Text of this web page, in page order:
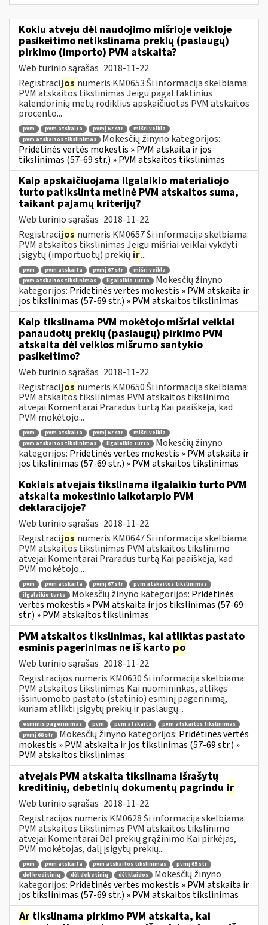
Kokiu atveju dėl naudojimo mišrioje veikloje
pasikeitimo netikslinama prekių (paslaugų)
pirkimo (importo) PVM atskaita?
Web turinio sąrašas 2018-11-22
Registracijos numeris KM0653 Ši informacija skelbiama:
PVM atskaitos tikslinimas Jeigu pagal faktinius
kalendorinių metų rodiklius apskaičiuotas PVM atskaitos
procento...
pvm pvm atskaita pvmį 67 str
mišri veikla
pvm atskaitos tikslinimas
Mokesčių žinyno kategorijos:
Pridėtinės vertės mokestis » PVM atskaita ir jos
tikslinimas (57-69 str.) » PVM atskaitos tikslinimas
Kaip apskaičiuojama ilgalaikio materialiojo
turto patikslinta metinė PVM atskaitos suma,
taikant pajamų kriterijų?
Web turinio sąrašas 2018-11-22
Registracijos numeris KM0657 Ši informacija skelbiama:
PVM atskaitos tikslinimas Jeigu mišriai veiklai vykdyti
įsigytų (importuotų) prekių ir...
pvm pvm atskaita pvmį 67 str
mišri veikla
pvm atskaitos tikslinimas
ilgalaikio turto
Mokesčių žinyno
kategorijos: Pridėtinės vertės mokestis » PVM atskaita ir
jos tikslinimas (57-69 str.) » PVM atskaitos tikslinimas
Kaip tikslinama PVM mokėtojo mišriai veiklai
panaudotų prekių (paslaugų) pirkimo PVM
atskaita dėl veiklos mišrumo santykio
pasikeitimo?
Web turinio sąrašas 2018-11-22
Registracijos numeris KM0650 Ši informacija skelbiama:
PVM atskaitos tikslinimas PVM atskaitos tikslinimo
atvejai Komentarai Praradus turtą Kai paaiškėja, kad
PVM mokėtojo...
pvm pvm atskaita pvmį 67 str
mišri veikla
pvm atskaitos tikslinimas
ilgalaikio turto
Mokesčių žinyno
kategorijos: Pridėtinės vertės mokestis » PVM atskaita ir
jos tikslinimas (57-69 str.) » PVM atskaitos tikslinimas
Kokiais atvejais tikslinama ilgalaikio turto PVM
atskaita mokestinio laikotarpio PVM
deklaracijoje?
Web turinio sąrašas 2018-11-22
Registracijos numeris KM0647 Ši informacija skelbiama:
PVM atskaitos tikslinimas PVM atskaitos tikslinimo
atvejai Komentarai Praradus turtą Kai paaiškėja, kad
PVM mokėtojo...
pvm pvm atskaita pvmį 67 str
pvm atskaitos tikslinimas
ilgalaikio turto
Mokesčių žinyno kategorijos: Pridėtinės
vertės mokestis » PVM atskaita ir jos tikslinimas (57-69
str.) » PVM atskaitos tikslinimas
PVM atskaitos tikslinimas, kai atliktas pastato
esminis pagerinimas ne iš karto po
Web turinio sąrašas 2018-11-22
Registracijos numeris KM0630 Ši informacija skelbiama:
PVM atskaitos tikslinimas Kai nuomininkas, atlikęs
išsinuomoto pastato (statinio) esminį pagerinimą,
kuriam atlikti įsigytų prekių ir paslaugų...
esminis pagerinimas pvm pvm atskaita
pvm atskaitos tikslinimas
pvmį 68 str
Mokesčių žinyno kategorijos: Pridėtinės vertės
mokestis » PVM atskaita ir jos tikslinimas (57-69 str.) »
PVM atskaitos tikslinimas
atvejais PVM atskaita tikslinama išrašytų
kreditinių, debetinių dokumentų pagrindu ir
Web turinio sąrašas 2018-11-22
Registracijos numeris KM0628 Ši informacija skelbiama:
PVM atskaitos tikslinimas PVM atskaitos tikslinimo
atvejai Komentarai Dėl prekių grąžinimo Kai pirkėjas,
PVM mokėtojas, dalį įsigytų prekių...
pvm pvm atskaita pvm atskaitos tikslinimas
pvmį 65 str
dėl kreditinių
dėl debetinių dėl klaidos
Mokesčių žinyno
kategorijos: Pridėtinės vertės mokestis » PVM atskaita ir
jos tikslinimas (57-69 str.) » PVM atskaitos tikslinimas
Ar tikslinama pirkimo PVM atskaita, kai